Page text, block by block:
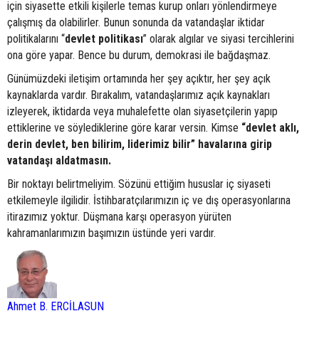
için siyasette etkili kişilerle temas kurup onları yönlendirmeye
çalışmış da olabilirler. Bunun sonunda da vatandaşlar iktidar
politikalarını “devlet politikası” olarak algılar ve siyasi tercihlerini
ona göre yapar. Bence bu durum, demokrasi ile bağdaşmaz.
Günümüzdeki iletişim ortamında her şey açıktır, her şey açık
kaynaklarda vardır. Bırakalım, vatandaşlarımız açık kaynakları
izleyerek, iktidarda veya muhalefette olan siyasetçilerin yapıp
ettiklerine ve söylediklerine göre karar versin. Kimse “devlet aklı,
derin devlet, ben bilirim, liderimiz bilir” havalarına girip
vatandaşı aldatmasın.
Bir noktayı belirtmeliyim. Sözünü ettiğim hususlar iç siyaseti
etkilemeyle ilgilidir. İstihbaratçılarımızın iç ve dış operasyonlarına
itirazımız yoktur. Düşmana karşı operasyon yürüten
kahramanlarımızın başımızın üstünde yeri vardır.
Ahmet B. ERCİLASUN